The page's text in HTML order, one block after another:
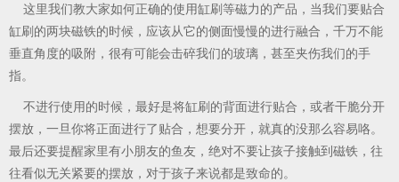
这里我们教大家如何正确的使用缸刷等磁力的产品，当我们要贴合
缸刷的两块磁铁的时候，应该从它的侧面慢慢的进行融合，千万不能
垂直角度的吸附，很有可能会击碎我们的玻璃，甚至夹伤我们的手
指。
不进行使用的时候，最好是将缸刷的背面进行贴合，或者干脆分开
摆放，一旦你将正面进行了贴合，想要分开，就真的没那么容易咯。
最后还要提醒家里有小朋友的鱼友，绝对不要让孩子接触到磁铁，往
往看似无关紧要的摆放，对于孩子来说都是致命的。